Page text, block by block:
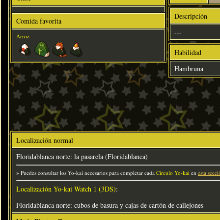
Comida favorita
Arroz
Descripción
---
Habilidad
Hambruna
Localización normal
Floridablanca norte: la pasarela (Floridablanca)
» Puedes consultar los Yo-kai necesarios para completar cada Círculo Yo-kai en esta
Localización Yo-kai Watch 1 (3DS):
Floridablanca norte: cubos de basura y cajas de cartón de callejones